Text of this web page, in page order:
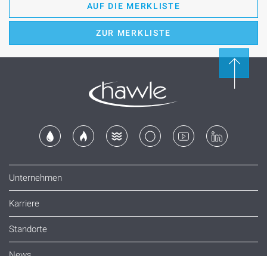
AUF DIE MERKLISTE
ZUR MERKLISTE
Unternehmen
Karriere
Standorte